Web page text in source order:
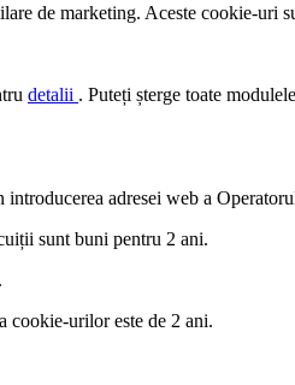
de marketing. Aceste cookie-uri
detalii . Puteți șterge toate
introducerea adresei web a
sunt buni pentru 2 ani.
cookie-urilor este de 2 ani.